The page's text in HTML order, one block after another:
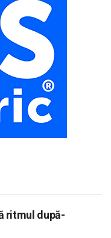
ritmul după-